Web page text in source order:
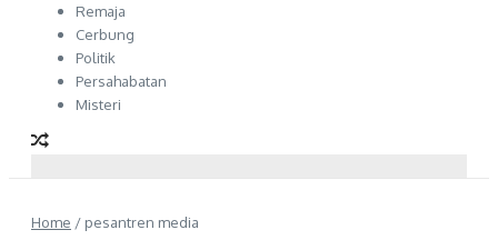
Remaja
Cerbung
Politik
Persahabatan
Misteri
Home / pesantren media